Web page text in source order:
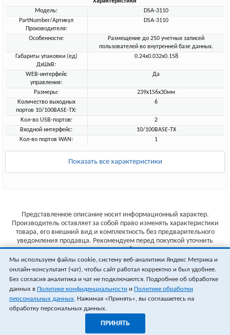
Модель:
DSA-3110
PartNumber/Артикул
Производителя:
DSA-3110
Особенности:
Размещение до 250 учетных записей
пользователей во внутренней базе данных.
Габариты упаковки (ед)
ДхШхВ:
0.24x0.032x0.158
WEB-интерфейс
управления:
Да
Размеры:
239x156x30мм
Количество выходных
портов 10/100BASE-TX:
6
Кол-во USB-портов:
2
Входной интерфейс:
10/100BASE-TX
Кол-во портов WAN:
1
Показать все характеристики
Представленное описание носит информационный характер.
Производитель оставляет за собой право изменять характеристики
товара, его внешний вид и комплектность без предварительного
уведомления продавца. Рекомендуем перед покупкой уточнить
характеристики товара на сайте производителя.
Указанные цены не являются публичной офертой (ст.435 ГК РФ).
Стоимость и наличие товара уточняйте у менеджера.
Мы используем файлы cookie, систему веб-аналитики Яндекс Метрика и
онлайн-консультант (чат), чтобы сайт работал корректно и был удобнее.
Без согласия аналитика и чат не подключаются. Подробнее об обработке
данных в Политике конфиденциальности и Политике обработки
персональных данных. Нажимая «Принять», вы соглашаетесь на
обработку персональных данных.
ПРИНЯТЬ